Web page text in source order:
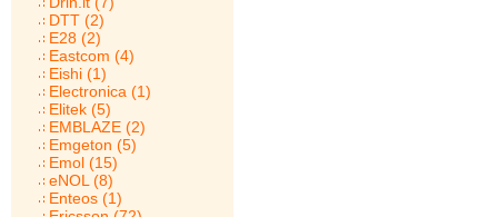
DTT (2)
E28 (2)
Eastcom (4)
Eishi (1)
Electronica (1)
Elitek (5)
EMBLAZE (2)
Emgeton (5)
Emol (15)
eNOL (8)
Enteos (1)